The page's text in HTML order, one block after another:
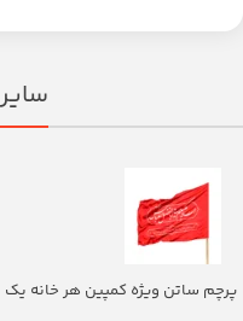
پرچم ساتن ویژه کمپین هر خانه یک